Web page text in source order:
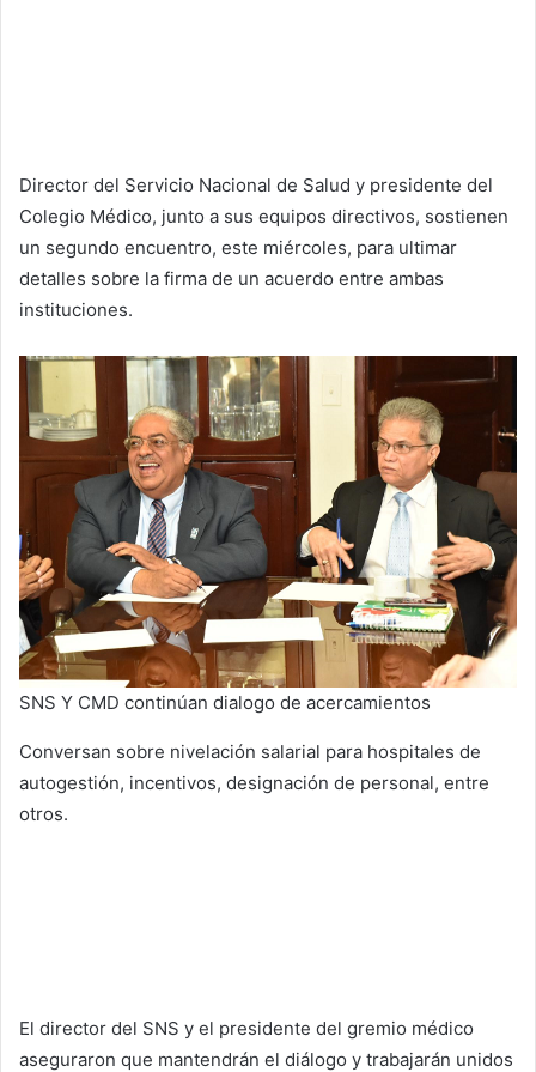
Director del Servicio Nacional de Salud y presidente del
Colegio Médico, junto a sus equipos directivos, sostienen
un segundo encuentro, este miércoles, para ultimar
detalles sobre la firma de un acuerdo entre ambas
instituciones.
SNS Y CMD continúan dialogo de acercamientos
Conversan sobre nivelación salarial para hospitales de
autogestión, incentivos, designación de personal, entre
otros.
El director del SNS y el presidente del gremio médico
aseguraron que mantendrán el diálogo y trabajarán unidos